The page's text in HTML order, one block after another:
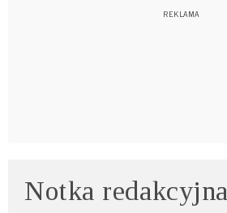
Notka redakcyjna